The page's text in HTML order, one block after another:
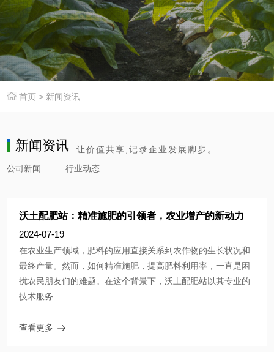
首页 > 新闻资讯
新闻资讯
让价值共享,记录企业发展脚步。
公司新闻
行业动态
沃土配肥站：精准施肥的引领者，农业增产的新动力
2024-07-19
在农业生产领域，肥料的应用直接关系到农作物的生长状况和
最终产量。然而，如何精准施肥，提高肥料利用率，一直是困
扰农民朋友们的难题。在这个背景下，沃土配肥站以其专业的
技术服务 ...
查看更多